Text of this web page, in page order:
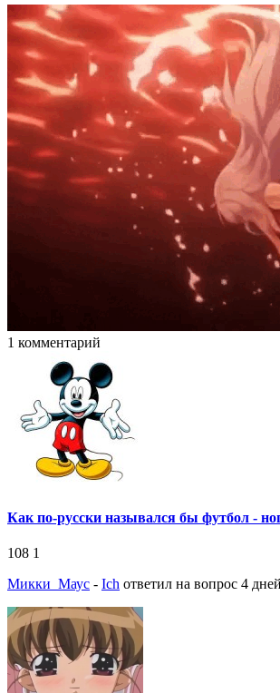
1 комментарий
Как по-русски назывался бы футбол -
108 1
Микки_Маус - Ich ответил на вопрос 4